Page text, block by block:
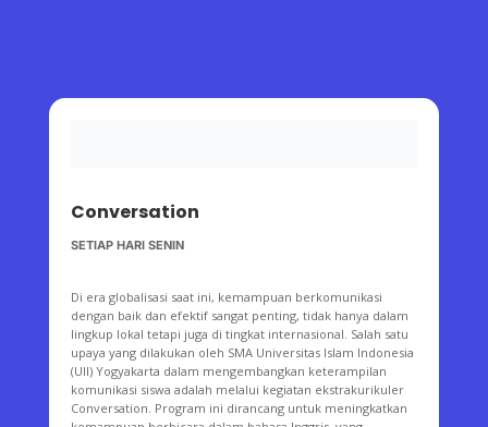
Conversation
SETIAP HARI SENIN
Di era globalisasi saat ini, kemampuan berkomunikasi
dengan baik dan efektif sangat penting, tidak hanya dalam
lingkup lokal tetapi juga di tingkat internasional. Salah satu
upaya yang dilakukan oleh SMA Universitas Islam Indonesia
(UII) Yogyakarta dalam mengembangkan keterampilan
komunikasi siswa adalah melalui kegiatan ekstrakurikuler
Conversation. Program ini dirancang untuk meningkatkan